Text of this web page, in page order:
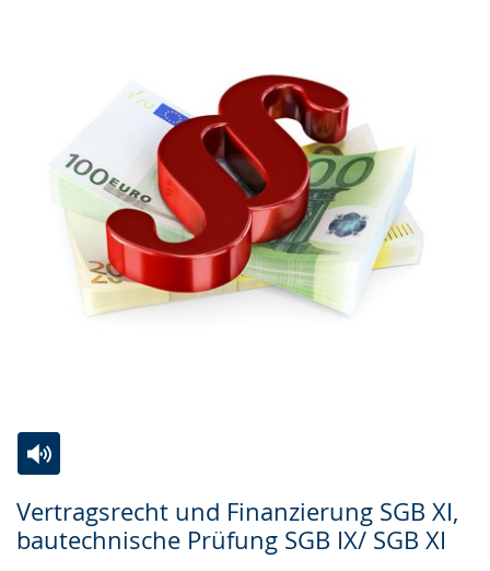
Vertragsrecht und Finanzierung SGB XI,
bautechnische Prüfung SGB IX/ SGB XI
Leichten
Sprache
Audio-
Unterstützung.
Video
in